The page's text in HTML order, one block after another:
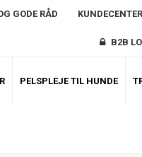
GODE RÅD KUNDECENTER
B2B
PELSPLEJE TIL HUNDE